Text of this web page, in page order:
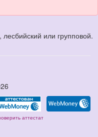
или групповой.
аттестат